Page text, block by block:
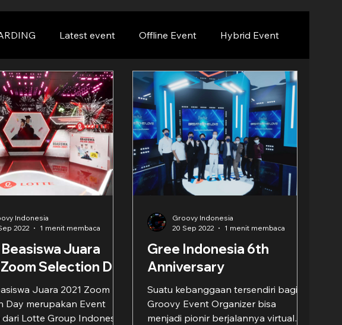
Latest event Offline Event Hybrid Event
Juara
Selection Day
Juara 2021 Zoom
Day merupakan Event
Lotte Group Indonesia
Indonesia
2022
1 menit membaca
Gree Indonesia 6th
Anniversary
Suatu kebanggaan tersendiri bagi
Groovy Event Organizer bisa
menjadi pionir berjalannya virtual
Groovy Indonesia
20 Sep 2022
1 menit membaca